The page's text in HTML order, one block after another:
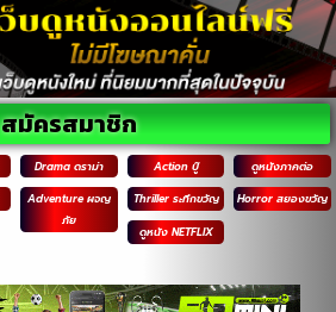
Drama ดราม่า Action บู๊
ดูหนังภาคต่อ
Adventure ผจญ
ภัย
Thriller ระทึกขวัญ
Horror สยองขวัญ
ดูหนัง NETFLIX
สมัครสมาชิก